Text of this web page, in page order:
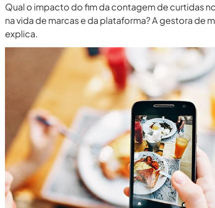
Qual o impacto do fim da contagem de curtidas
na vida de marcas e da plataforma? A gestora de
explica.